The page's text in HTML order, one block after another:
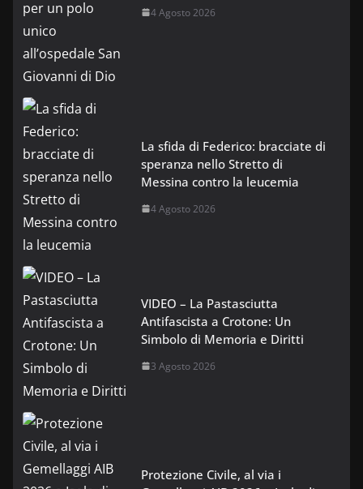
4 Agosto 2026
La sfida di Federico: bracciate di
speranza nello Stretto di
Messina contro la leucemia
4 Agosto 2026
VIDEO – La Pastasciutta
Antifascista a Crotone: Un
Simbolo di Memoria e Diritti
3 Agosto 2026
Protezione Civile, al via i